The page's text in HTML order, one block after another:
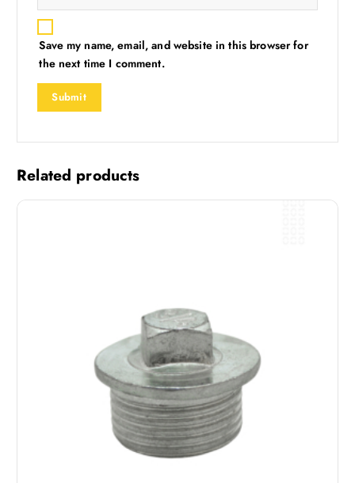
Save my name, email, and website in this browser for
the next time I comment.
Related products